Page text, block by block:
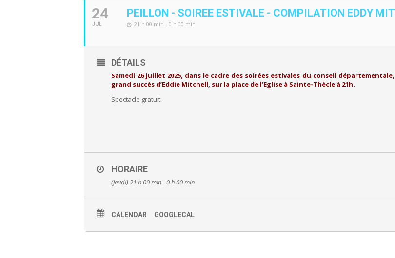
24
JUL
PEILLON - SOIREE ESTIVALE - COMPILATION EDDY
21 h 00 min - 0 h 00 min
DÉTAILS
Samedi 26 juillet 2025, dans le cadre des soirées estivales du conseil
grand succès d’Eddie Mitchell, sur la place de l’Eglise à Sainte-Thècle à 21h.
Spectacle gratuit
HORAIRE
(Jeudi) 21 h 00 min - 0 h 00 min
CALENDAR GOOGLECAL